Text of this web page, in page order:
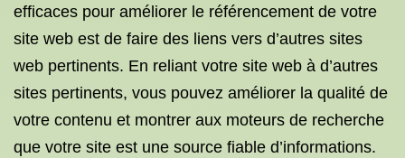
efficaces pour améliorer le référencement de votre
site web est de faire des liens vers d’autres sites
web pertinents. En reliant votre site web à d’autres
sites pertinents, vous pouvez améliorer la qualité de
votre contenu et montrer aux moteurs de recherche
que votre site est une source fiable d’informations.